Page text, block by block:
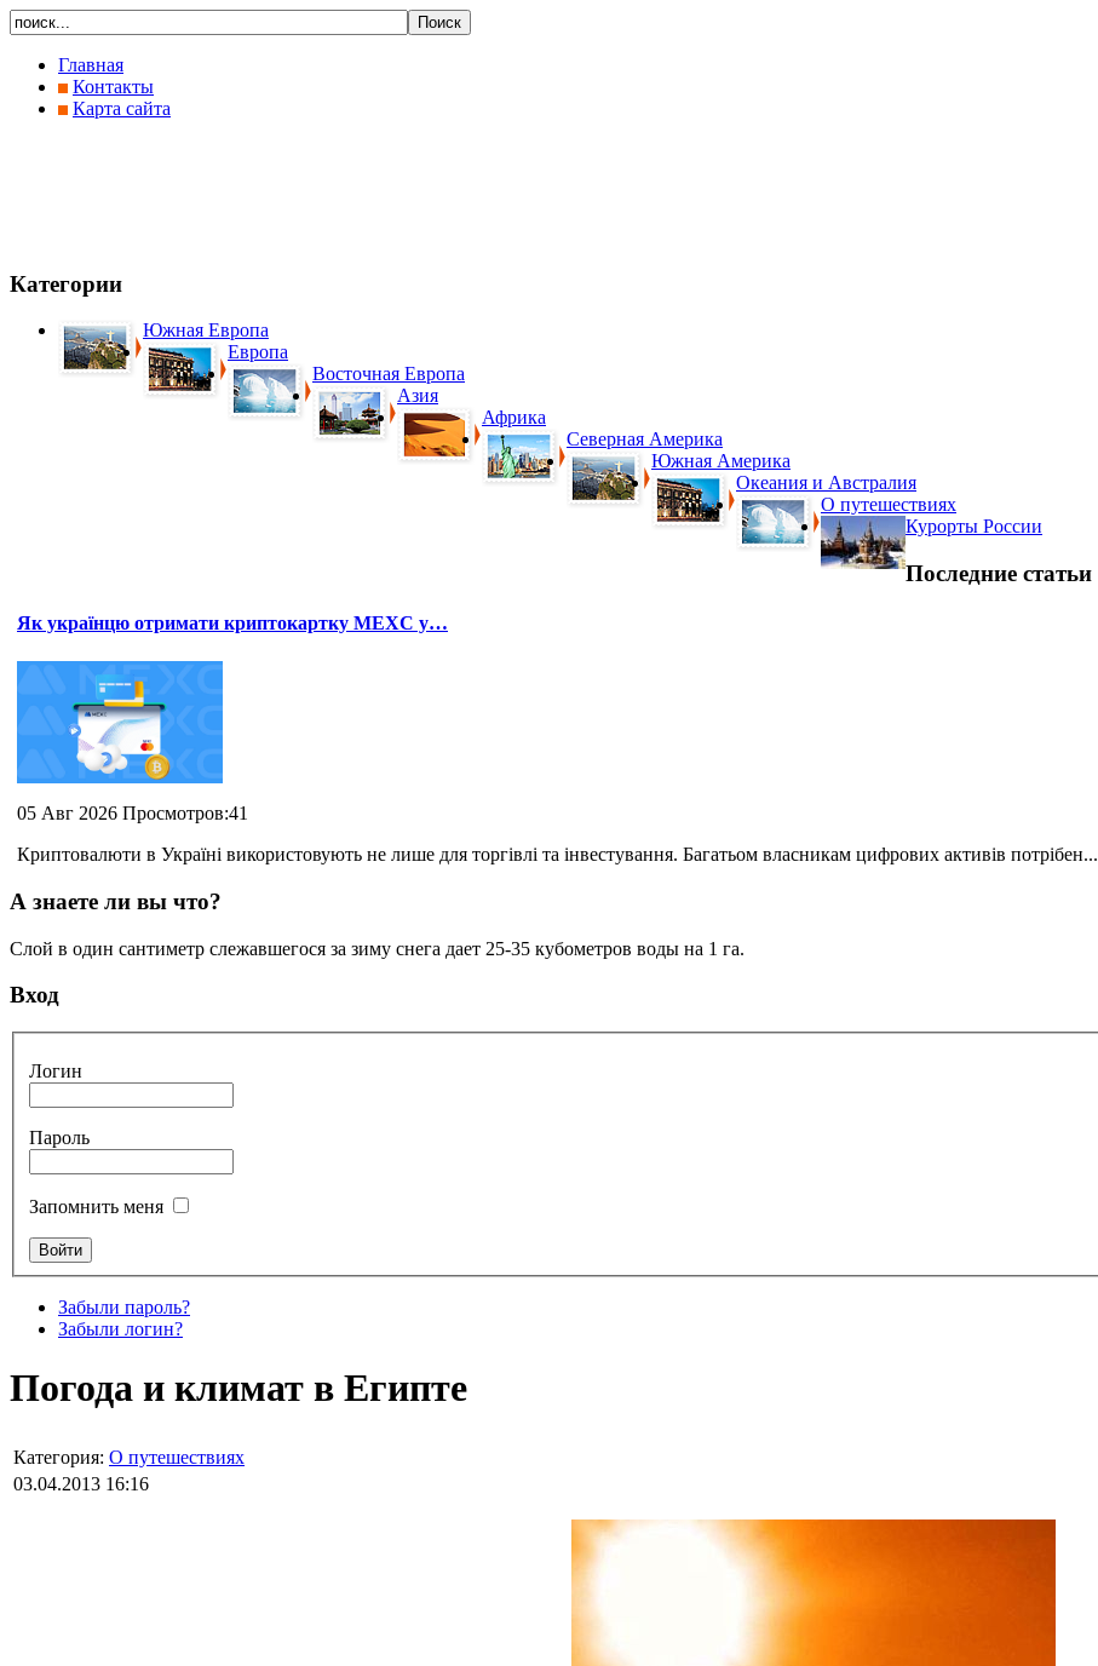
Главная
Контакты
Карта сайта
Категории
Южная Европа
Европа
Восточная Европа
Азия
Африка
Северная Америка
Южная Америка
Океания и Австралия
О путешествиях
Курорты России
Последние статьи
Як українцю отримати криптокартку MEXC у…
05 Авг 2026 Просмотров:41
Криптовалюти в Україні використовують не лише для торгівлі та інвестування. Багатьом власникам цифрових активів потрібен...
А знаете ли вы что?
Слой в один сантиметр слежавшегося за зиму снега дает 25-35 кубометров воды на 1 га.
Вход
Логин
Пароль
Запомнить меня
Забыли пароль?
Забыли логин?
Погода и климат в Египте
Категория: О путешествиях
03.04.2013 16:16